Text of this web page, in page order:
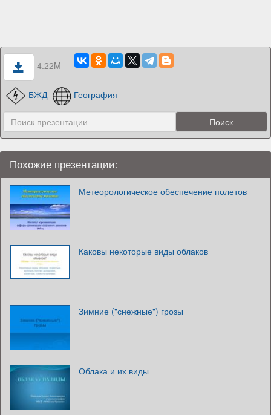
4.22M
БЖД География
Похожие презентации:
Метеорологическое обеспечение полетов
Каковы некоторые виды облаков
Зимние ("снежные") грозы
Облака и их виды